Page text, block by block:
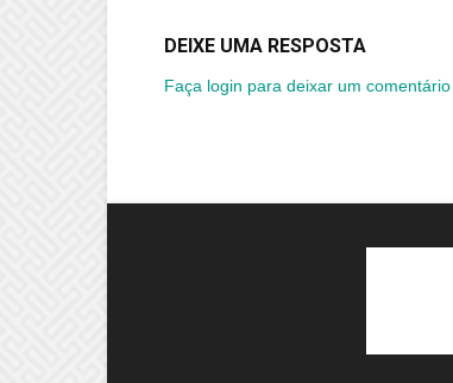
DEIXE UMA RESPOSTA
Faça login para deixar um comentário